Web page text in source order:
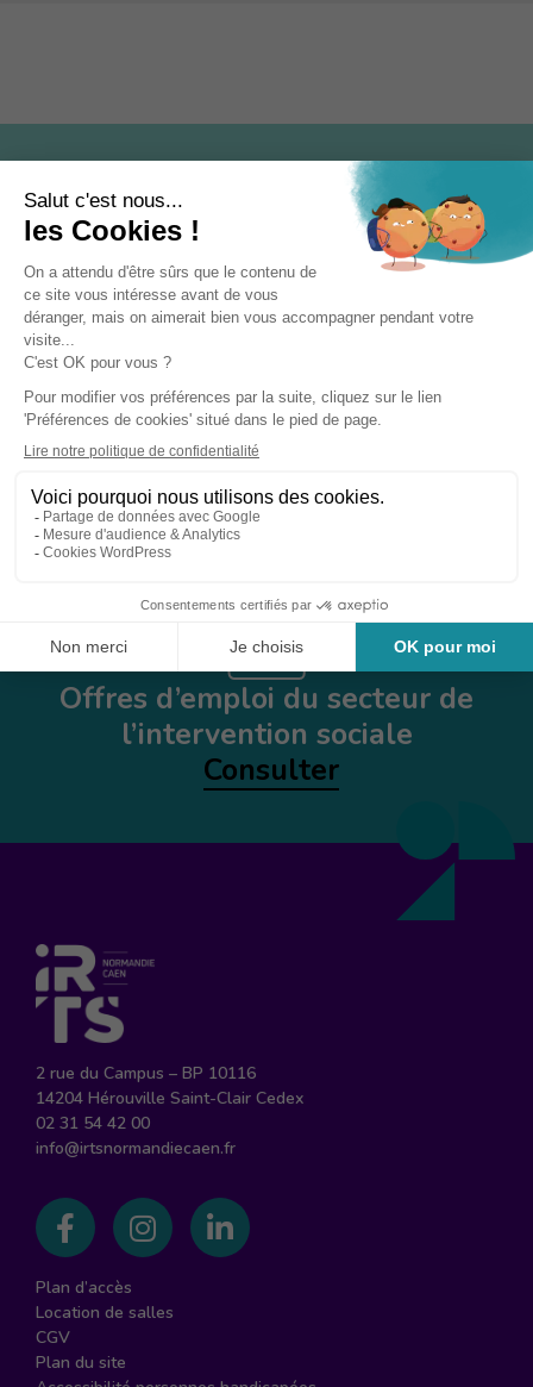
Recevoir la newsletter
les lettres d'information de l’IRTS Normandie-Caen. Vous
pouvez à tout moment exercer vos droits en cliquant sur le lien
de désabonnement intégré dans la newsletter.
Offres d’emploi du secteur de
l’intervention sociale
Consulter
2 rue du Campus – BP 10116
14204 Hérouville Saint-Clair Cedex
02 31 54 42 00
info@irtsnormandiecaen.fr
Suivez-nous sur Facebook
Suivez-nous sur Instagram
Suivez-nous sur
Plan d’accès
Location de salles
CGV
Plan du site